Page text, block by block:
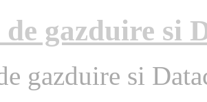
gazduire si
gazduire si